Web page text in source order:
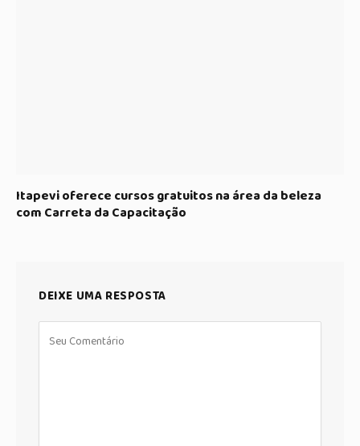
Itapevi oferece cursos gratuitos na área da beleza
com Carreta da Capacitação
DEIXE UMA RESPOSTA